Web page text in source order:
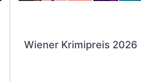
Wiener Krimipreis 2026